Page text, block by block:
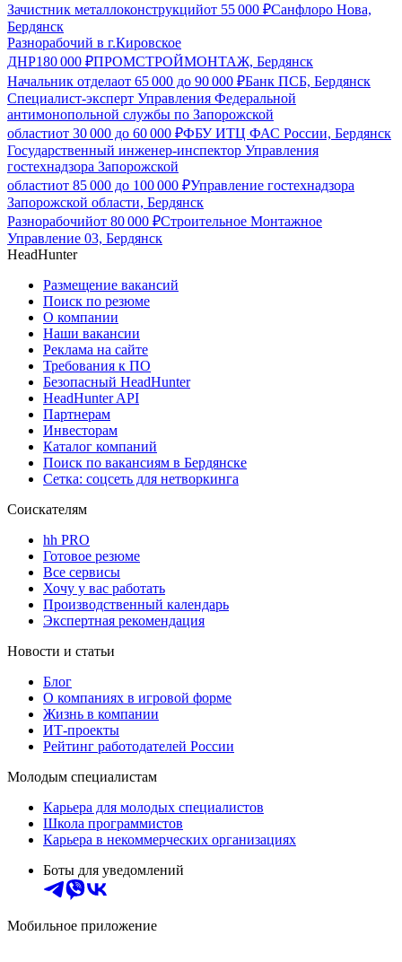
Зачистник металлоконструкцийот 55 000 ₽Санфлоро Нова,
Бердянск
Разнорабочий в г.Кировское
ДНР180 000 ₽ПРОМСТРОЙМОНТАЖ, Бердянск
Начальник отделаот 65 000 до 90 000 ₽Банк ПСБ, Бердянск
Специалист-эксперт Управления Федеральной
антимонопольной службы по Запорожской
областиот 30 000 до 60 000 ₽ФБУ ИТЦ ФАС России, Бердянск
Государственный инженер-инспектор Управления
гостехнадзора Запорожской
областиот 85 000 до 100 000 ₽Управление гостехнадзора
Запорожской области, Бердянск
Разнорабочийот 80 000 ₽Строительное Монтажное
Управление 03, Бердянск
HeadHunter
Размещение вакансий
Поиск по резюме
О компании
Наши вакансии
Реклама на сайте
Требования к ПО
Безопасный HeadHunter
HeadHunter API
Партнерам
Инвесторам
Каталог компаний
Поиск по вакансиям в Бердянске
Сетка: соцсеть для нетворкинга
Соискателям
hh PRO
Готовое резюме
Все сервисы
Хочу у вас работать
Производственный календарь
Экспертная рекомендация
Новости и статьи
Блог
О компаниях в игровой форме
Жизнь в компании
ИТ-проекты
Рейтинг работодателей России
Молодым специалистам
Карьера для молодых специалистов
Школа программистов
Карьера в некоммерческих организациях
Боты для уведомлений
Мобильное приложение